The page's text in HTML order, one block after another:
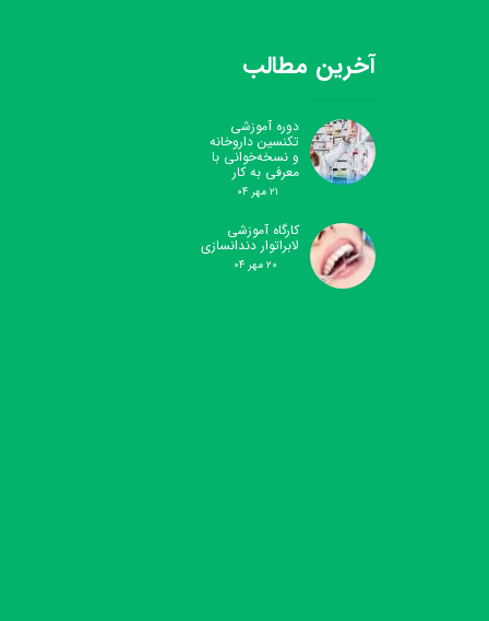
آخرین مطالب
دوره آموزشی
تکنسین داروخانه
و نسخه‌خوانی با
معرفی به کار
۲۱ مهر ۰۴
کارگاه آموزشی
لابراتوار دندانسازی
۲۰ مهر ۰۴